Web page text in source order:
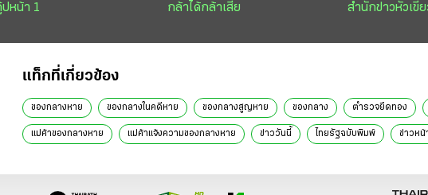
หน้า 1 กล้าได้กล้าเสีย สำนักข่าวหัวเขีย
แท็กที่เกี่ยวข้อง
ของกลางหาย ของกลางในคดีหาย ของกลางสูญหาย ของกลาง ตำรวจยึดทอง
แม่ค้าของกลางหาย แม่ค้าแจ้งความของกลางหาย ข่าววันนี้ ไทยรัฐฉบับพิมพ์ ข่าวหน้